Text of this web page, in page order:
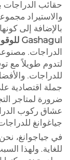
والاستيراد
بالإضافة إلى
Gashagul للوقوف
الدراجات.
لتدوم طويلاً مع
للدراجات.
جملة اقتصادية
ضرورة لمتاجر
عشاق ركوب
جياغوانغ
في جياجوانغ،
للغاية. ولهذا